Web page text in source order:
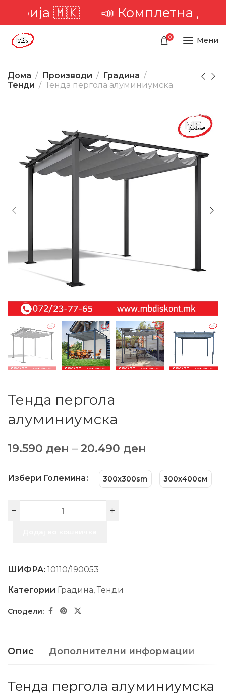
🇲🇰📣 Комплетна
0 Мени
Дома Производи
Градина
Тенди
Тенда пергола алуминиумска
Тенда пергола
алуминиумска
19.590 ден – 20.490 ден
Избери Големина 300x300sm 300х400см
ШИФРА: 10110/190053
Категории Градина, Тенди
Опис Дополнителни информации
Тенда пергола алуминиумска